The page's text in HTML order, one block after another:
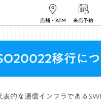
店舗・ATM 来店予約
移行に
表的な通信インフラである